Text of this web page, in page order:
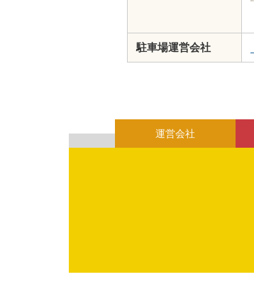
駐車場運営会社
運営会社